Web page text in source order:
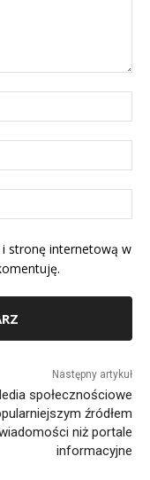
stronę internetową w
Następny artykuł
społecznościowe
źródłem
niż portale
informacyjne